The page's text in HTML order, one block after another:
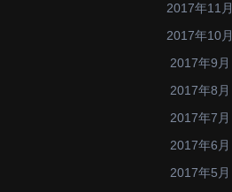
2017年11月
2017年10月
2017年9月
2017年8月
2017年7月
2017年6月
2017年5月